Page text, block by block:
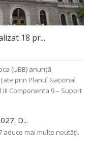
18 pr...
(UBB) anunță
prin Planul Național
III Componenta 9 – Suport
D...
aduce mai multe noutăți.